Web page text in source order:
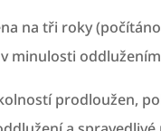
na tři roky
minulosti
prodloužen,